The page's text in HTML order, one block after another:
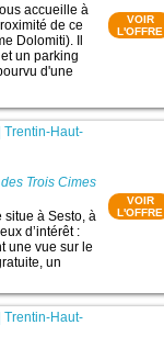
accueille à
de ce
Dolomiti). Il
un parking
d'une
VOIR
L'OFFRE
|Trentin-Haut-
Trois Cimes
situe à Sesto, à
d’intérêt :
une vue sur le
un
VOIR
L'OFFRE
|Trentin-Haut-